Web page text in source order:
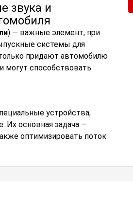
звука и
) — важные элемент, при
системы для
придают автомобилю
могут способствовать
устройства,
Их основная задача —
оптимизировать поток